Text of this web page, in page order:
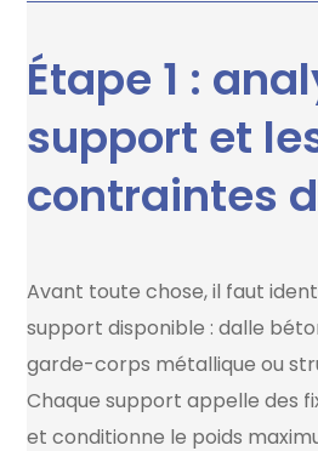
Étape 1 :
support et
contraintes
Avant toute chose, il faut
support disponible : dalle
garde-corps métallique ou
Chaque support appelle des
et conditionne le poids